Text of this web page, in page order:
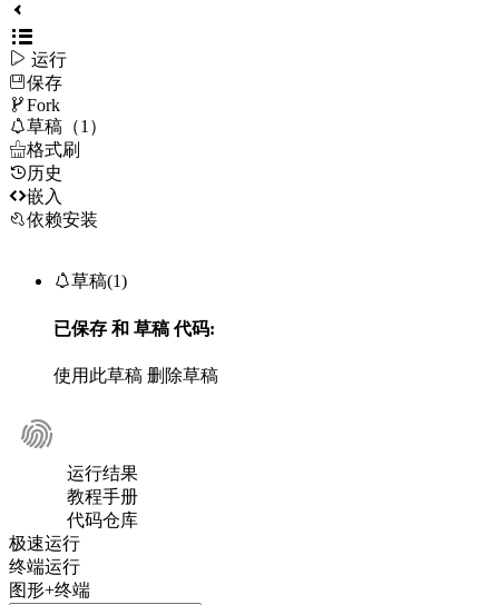
 运行
保存
Fork
草稿（1）
格式刷
历史
嵌入
依赖安装
草稿(1)
已保存 和 草稿代码:
使用此草稿 删除草稿
运行结果
教程手册
代码仓库
极速运行
终端运行
图形+终端